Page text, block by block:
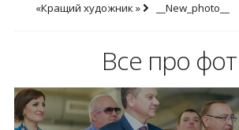
«Кращий художник »
__New_photo__
Все про